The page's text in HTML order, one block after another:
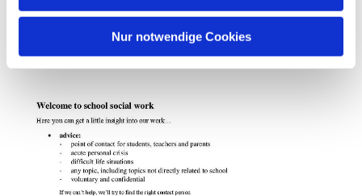
Nur notwendige Cookies